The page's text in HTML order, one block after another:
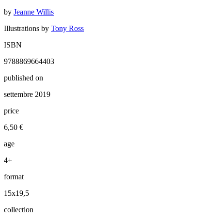
by Jeanne Willis
Illustrations by Tony Ross
ISBN
9788869664403
published on
settembre 2019
price
6,50 €
age
4+
format
15x19,5
collection